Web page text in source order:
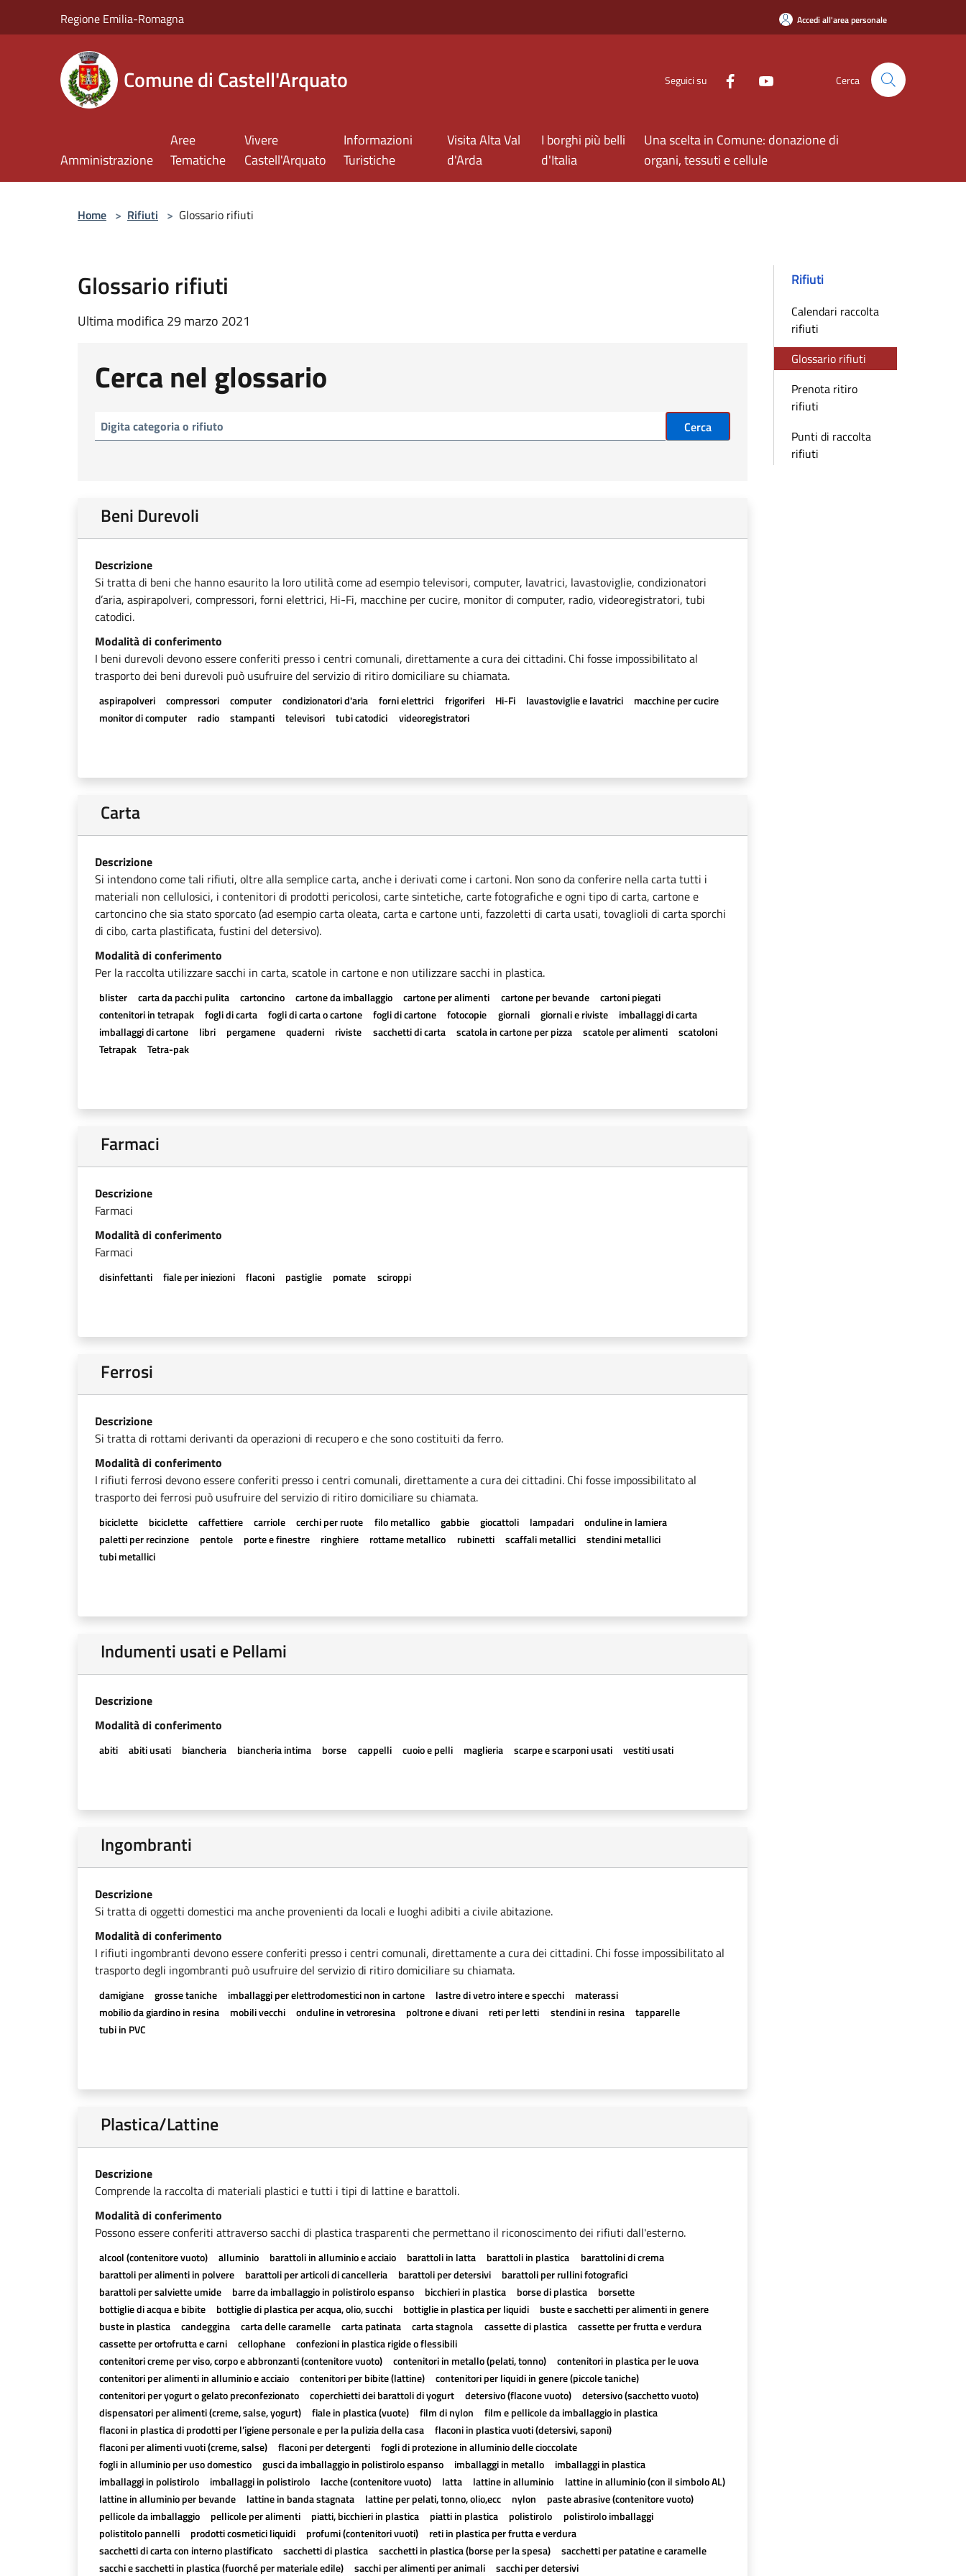
Regione Emilia-Romagna Accedi all'area personale
Comune di Castell'Arquato Seguici su Cerca
Amministrazione
Aree
Tematiche
Vivere
Castell'Arquato
Informazioni
Turistiche
Visita Alta Val
d'Arda
I borghi più belli
d'Italia
Una scelta in Comune: donazione di
organi, tessuti e cellule
Home > Rifiuti > Glossario rifiuti
Glossario rifiuti
Ultima modifica 29 marzo 2021
Cerca nel glossario
Cerca
Beni Durevoli
Descrizione
Si tratta di beni che hanno esaurito la loro utilità come ad esempio televisori, computer, lavatrici, lavastoviglie, condizionatori
d’aria, aspirapolveri, compressori, forni elettrici, Hi-Fi, macchine per cucire, monitor di computer, radio, videoregistratori, tubi
catodici.
Modalità di conferimento
I beni durevoli devono essere conferiti presso i centri comunali, direttamente a cura dei cittadini. Chi fosse impossibilitato al
trasporto dei beni durevoli può usufruire del servizio di ritiro domiciliare su chiamata.
aspirapolveri compressori computer condizionatori d'aria forni elettrici frigoriferi Hi-Fi lavastoviglie e lavatrici
macchine per cucire
monitor di computer
radio stampanti televisori tubi catodici videoregistratori
Carta
Descrizione
Si intendono come tali rifiuti, oltre alla semplice carta, anche i derivati come i cartoni. Non sono da conferire nella carta tutti i
materiali non cellulosici, i contenitori di prodotti pericolosi, carte sintetiche, carte fotografiche e ogni tipo di carta, cartone e
cartoncino che sia stato sporcato (ad esempio carta oleata, carta e cartone unti, fazzoletti di carta usati, tovaglioli di carta sporchi
di cibo, carta plastificata, fustini del detersivo).
Modalità di conferimento
Per la raccolta utilizzare sacchi in carta, scatole in cartone e non utilizzare sacchi in plastica.
blister carta da pacchi pulita cartoncino cartone da imballaggio cartone per alimenti cartone per bevande
cartoni piegati
contenitori in tetrapak
fogli di carta fogli di carta o cartone fogli di cartone fotocopie giornali giornali e riviste
imballaggi di carta
imballaggi di cartone
libri pergamene quaderni riviste sacchetti di carta scatola in cartone per pizza scatole per alimenti
scatoloni
Tetrapak
Tetra-pak
Farmaci
Descrizione
Farmaci
Modalità di conferimento
Farmaci
disinfettanti fiale per iniezioni flaconi pastiglie pomate sciroppi
Ferrosi
Descrizione
Si tratta di rottami derivanti da operazioni di recupero e che sono costituiti da ferro.
Modalità di conferimento
I rifiuti ferrosi devono essere conferiti presso i centri comunali, direttamente a cura dei cittadini. Chi fosse impossibilitato al
trasporto dei ferrosi può usufruire del servizio di ritiro domiciliare su chiamata.
biciclette biciclette caffettiere carriole cerchi per ruote filo metallico gabbie giocattoli lampadari
onduline in lamiera
paletti per recinzione
pentole porte e finestre ringhiere rottame metallico rubinetti scaffali metallici
stendini metallici
tubi metallici
Indumenti usati e Pellami
Descrizione
Modalità di conferimento
abiti abiti usati biancheria biancheria intima borse cappelli cuoio e pelli maglieria scarpe e scarponi usati vestiti usati
Ingombranti
Descrizione
Si tratta di oggetti domestici ma anche provenienti da locali e luoghi adibiti a civile abitazione.
Modalità di conferimento
I rifiuti ingombranti devono essere conferiti presso i centri comunali, direttamente a cura dei cittadini. Chi fosse impossibilitato al
trasporto degli ingombranti può usufruire del servizio di ritiro domiciliare su chiamata.
damigiane grosse taniche imballaggi per elettrodomestici non in cartone lastre di vetro intere e specchi
materassi
mobilio da giardino in resina
mobili vecchi onduline in vetroresina poltrone e divani reti per letti stendini in resina
tapparelle
tubi in PVC
Plastica/Lattine
Descrizione
Comprende la raccolta di materiali plastici e tutti i tipi di lattine e barattoli.
Modalità di conferimento
Possono essere conferiti attraverso sacchi di plastica trasparenti che permettano il riconoscimento dei rifiuti dall'esterno.
alcool (contenitore vuoto) alluminio barattoli in alluminio e acciaio barattoli in latta barattoli in plastica
barattolini di crema
barattoli per alimenti in polvere
barattoli per articoli di cancelleria barattoli per detersivi
barattoli per rullini fotografici
barattoli per salviette umide
barre da imballaggio in polistirolo espanso bicchieri in plastica borse di plastica
borsette
bottiglie di acqua e bibite
bottiglie di plastica per acqua, olio, succhi bottiglie in plastica per liquidi
buste e sacchetti per alimenti in genere
buste in plastica
candeggina carta delle caramelle carta patinata carta stagnola cassette di plastica
cassette per frutta e verdura
cassette per ortofrutta e carni
cellophane
confezioni in plastica rigide o flessibili
contenitori creme per viso, corpo e abbronzanti (contenitore vuoto)
contenitori in metallo (pelati, tonno)
contenitori in plastica per le uova
contenitori per alimenti in alluminio e acciaio
contenitori per bibite (lattine)
contenitori per liquidi in genere (piccole taniche)
contenitori per yogurt o gelato preconfezionato
coperchietti dei barattoli di yogurt detersivo (flacone vuoto)
detersivo (sacchetto vuoto)
dispensatori per alimenti (creme, salse, yogurt)
fiale in plastica (vuote) film di nylon
film e pellicole da imballaggio in plastica
flaconi in plastica di prodotti per l’igiene personale e per la pulizia della casa
flaconi in plastica vuoti (detersivi, saponi)
flaconi per alimenti vuoti (creme, salse)
flaconi per detergenti
fogli di protezione in alluminio delle cioccolate
fogli in alluminio per uso domestico
gusci da imballaggio in polistirolo espanso imballaggi in metallo
imballaggi in plastica
imballaggi in polistirolo
imballaggi in polistirolo lacche (contenitore vuoto) latta lattine in alluminio
lattine in alluminio (con il simbolo AL)
lattine in alluminio per bevande
lattine in banda stagnata lattine per pelati, tonno, olio,ecc nylon
paste abrasive (contenitore vuoto)
pellicole da imballaggio
pellicole per alimenti piatti, bicchieri in plastica piatti in plastica polistirolo
polistirolo imballaggi
polistitolo pannelli
prodotti cosmetici liquidi profumi (contenitori vuoti)
reti in plastica per frutta e verdura
sacchetti di carta con interno plastificato
sacchetti di plastica sacchetti in plastica (borse per la spesa)
sacchetti per patatine e caramelle
sacchi e sacchetti in plastica (fuorché per materiale edile)
sacchi per alimenti per animali sacchi per detersivi
Rifiuti
Calendari raccolta
rifiuti
Glossario rifiuti
Prenota ritiro
rifiuti
Punti di raccolta
rifiuti